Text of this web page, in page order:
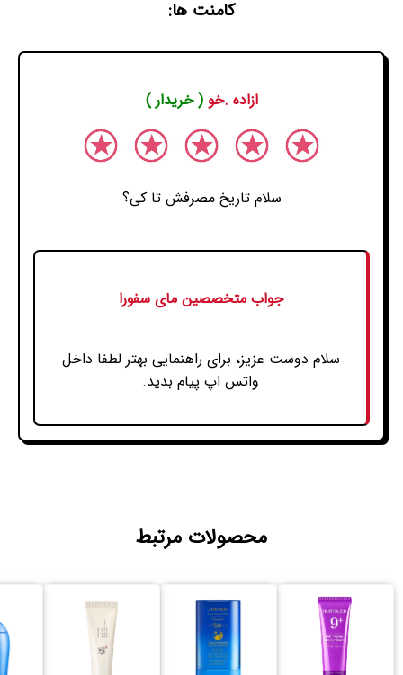
کامنت ها:
ازاده .خو( خریدار )
سلام تاریخ مصرفش تا کی؟
جواب متخصصین مای سفورا
سلام دوست عزیز، برای راهنمایی بهتر لطفا داخل
واتس اپ پیام بدید.
محصولات مرتبط